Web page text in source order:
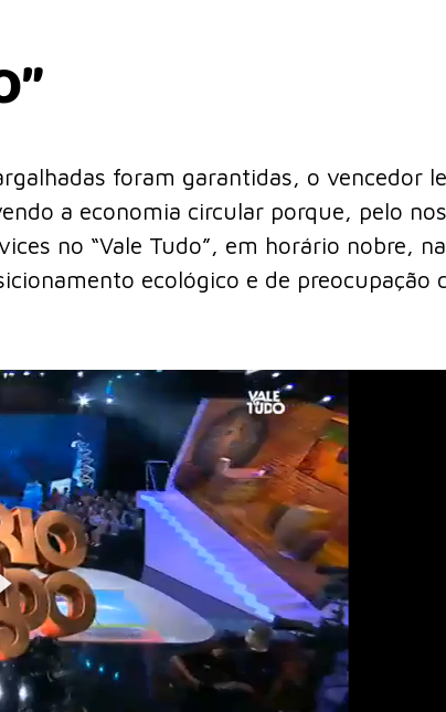
foram garantidas, o vencedor
a economia circular porque, pelo
no “Vale Tudo”, em horário nobre, na
ecológico e de preocupação